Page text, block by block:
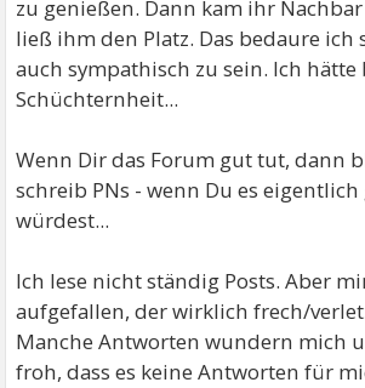
zu genießen. Dann kam ihr
ließ ihm den Platz. Das bedaure ich
auch sympathisch zu sein. Ich
Schüchternheit...
Wenn Dir das Forum gut tut, dann
schreib PNs - wenn Du es
würdest...
Ich lese nicht ständig Posts. Aber
aufgefallen, der wirklich frech/
Manche Antworten wundern mich
froh, dass es keine Antworten für